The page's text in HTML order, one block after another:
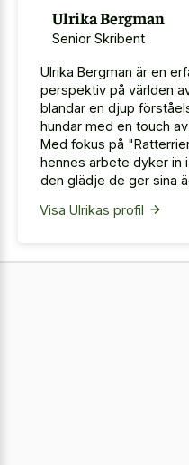
Ulrika Bergman
Senior Skribent
Ulrika Bergman är en
perspektiv på världen
blandar en djup
hundar med en touch
Med fokus på
hennes arbete dyker in
den glädje de ger sina
Visa Ulrikas profil